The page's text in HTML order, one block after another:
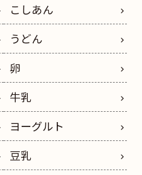
こしあん
うどん
卵
牛乳
ヨーグルト
豆乳